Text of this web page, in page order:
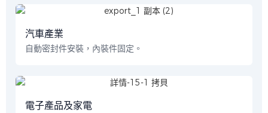
汽車產業
自動密封件安裝，內裝件固定。
電子產品及家電